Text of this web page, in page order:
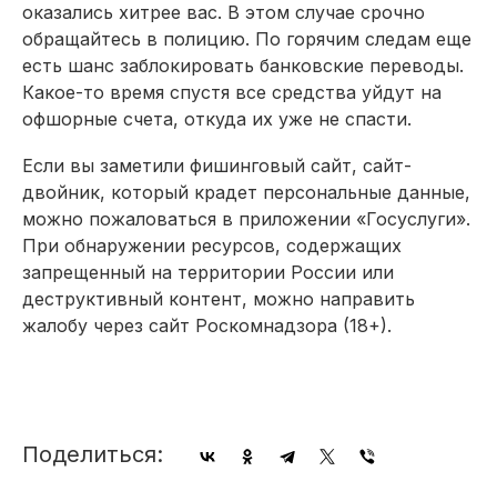
оказались хитрее вас. В этом случае срочно
обращайтесь в полицию. По горячим следам еще
есть шанс заблокировать банковские переводы.
Какое-то время спустя все средства уйдут на
офшорные счета, откуда их уже не спасти.
Если вы заметили фишинговый сайт, сайт-
двойник, который крадет персональные данные,
можно пожаловаться в приложении «Госуслуги».
При обнаружении ресурсов, содержащих
запрещенный на территории России или
деструктивный контент, можно направить
жалобу через сайт Роскомнадзора (18+).
Поделиться: